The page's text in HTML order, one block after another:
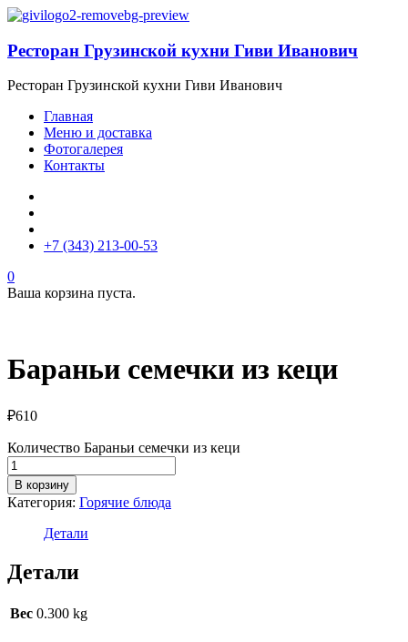
Ресторан Грузинской кухни Гиви Иванович
Ресторан Грузинской кухни Гиви Иванович
Главная
Меню и доставка
Фотогалерея
Контакты
+7 (343) 213-00-53
0
Ваша корзина пуста.
Бараньи семечки из кеци
₽610
Количество Бараньи семечки из кеци
В корзину
Категория: Горячие блюда
Детали
Детали
Вес 0.300 kg